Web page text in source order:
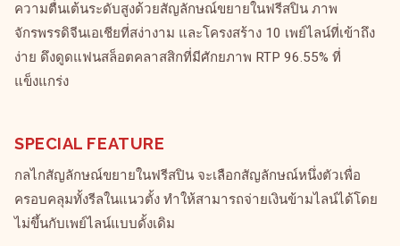
ความตื่นเต้นระดับสูงด้วยสัญลักษณ์ขยายในฟรีสปิน ภาพ
จักรพรรดิจีนเอเชียที่สง่างาม และโครงสร้าง 10 เพย์ไลน์ที่เข้าถึง
ง่าย ดึงดูดแฟนสล็อตคลาสสิกที่มีศักยภาพ RTP 96.55% ที่
แข็งแกร่ง
SPECIAL FEATURE
กลไกสัญลักษณ์ขยายในฟรีสปิน จะเลือกสัญลักษณ์หนึ่งตัวเพื่อ
ครอบคลุมทั้งรีลในแนวตั้ง ทำให้สามารถจ่ายเงินข้ามไลน์ได้โดย
ไม่ขึ้นกับเพย์ไลน์แบบดั้งเดิม